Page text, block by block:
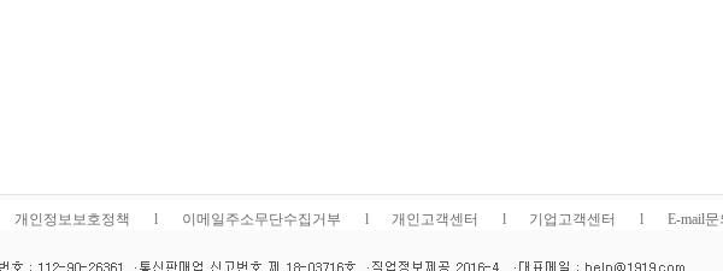
개인정보보호정책 l 이메일주소무단수집거부 l 개인고객센터 l 기업고객센터 l E-mail문